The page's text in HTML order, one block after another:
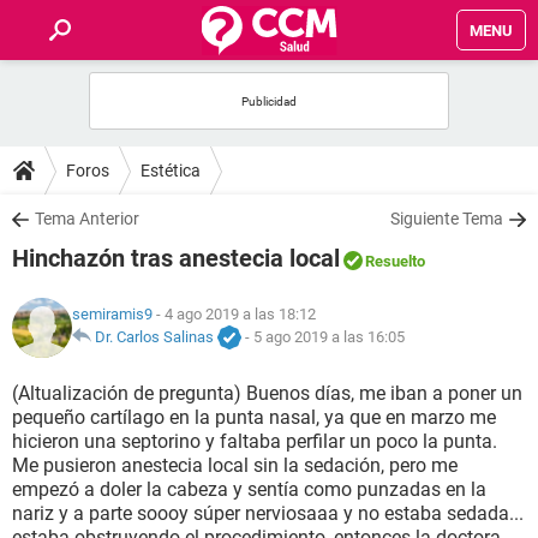
MENU
FOROS
SALUD
NUTRICIÓN
BIENESTAR
SEXUALIDAD
GLOSARIO
Foros Estética
Tema Anterior Siguiente Tema
Hinchazón tras anestecia local Resuelto
semiramis9 - 4 ago 2019 a las 18:12
Dr. Carlos Salinas
- 5 ago 2019 a las 16:05
(Altualización de pregunta) Buenos días, me iban a poner un
pequeño cartílago en la punta nasal, ya que en marzo me
hicieron una septorino y faltaba perfilar un poco la punta.
Me pusieron anestecia local sin la sedación, pero me
empezó a doler la cabeza y sentía como punzadas en la
nariz y a parte soooy súper nerviosaaa y no estaba sedada...